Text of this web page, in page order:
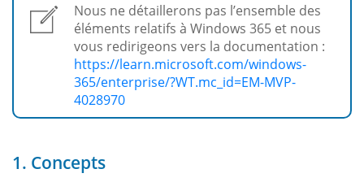
Nous ne détaillerons pas l’ensemble des
éléments relatifs à Windows 365 et nous
vous redirigeons vers la documentation :
https://learn.microsoft.com/windows-
365/enterprise/?WT.mc_id=EM-MVP-
4028970
1. Concepts